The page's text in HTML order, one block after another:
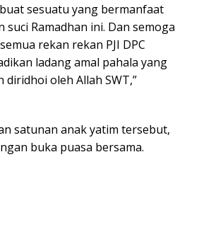
sesuatu yang bermanfaat
suci Ramadhan ini. Dan semoga
rekan rekan PJI DPC
ladang amal pahala yang
oleh Allah SWT,”
satunan anak yatim tersebut,
buka puasa bersama.